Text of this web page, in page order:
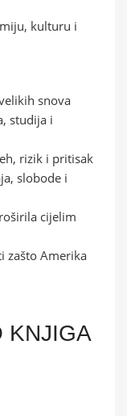
kulturu i
snova
studija i
rizik i pritisak
slobode i
cijelim
zašto Amerika
KNJIGA